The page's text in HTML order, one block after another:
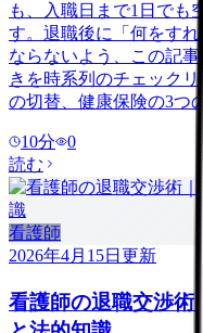
も、入職日まで1日でも
す。退職後に「何をす
ならないよう、この記
きを時系列のチェック
の切替、健康保険の3つ
10分
0
読む
看護師
2026年4月15日 更新
看護師の退職交渉術